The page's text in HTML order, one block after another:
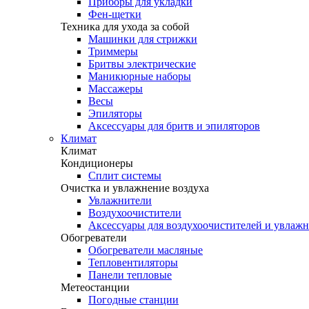
Фен-щетки
Техника для ухода за собой
Машинки для стрижки
Триммеры
Бритвы электрические
Маникюрные наборы
Массажеры
Весы
Эпиляторы
Аксессуары для бритв и эпиляторов
Климат
Климат
Кондиционеры
Сплит системы
Очистка и увлажнение воздуха
Увлажнители
Воздухоочистители
Аксессуары для воздухоочистителей и
Обогреватели
Обогреватели масляные
Тепловентиляторы
Панели тепловые
Метеостанции
Погодные станции